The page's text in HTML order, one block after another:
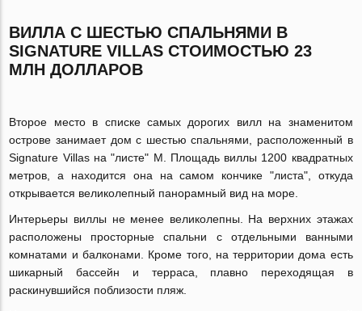
ВИЛЛА С ШЕСТЬЮ СПАЛЬНЯМИ В
SIGNATURE VILLAS СТОИМОСТЬЮ 23
МЛН ДОЛЛАРОВ
Второе место в списке самых дорогих вилл на знаменитом
острове занимает дом с шестью спальнями, расположенный в
Signature Villas на "листе" М. Площадь виллы 1200 квадратных
метров, а находится она на самом кончике "листа", откуда
открывается великолепный панорамный вид на море.
Интерьеры виллы не менее великолепны. На верхних этажах
расположены просторные спальни с отдельными ванными
комнатами и балконами. Кроме того, на территории дома есть
шикарный бассейн и терраса, плавно переходящая в
раскинувшийся поблизости пляж.